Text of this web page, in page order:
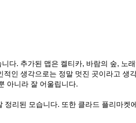
다. 추가된 맵은 켈티카, 바람의 숲, 노
인 생각으로는 정말 멋진 곳이라고 생
아니라 잘 어울립니다.
정리된 모습니다. 또한 클라드 플리마켓